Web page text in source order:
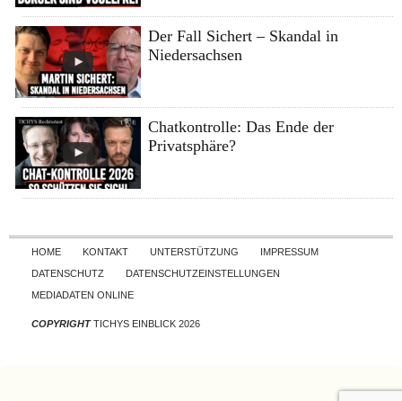
Der Fall Sichert – Skandal in
Niedersachsen
Chatkontrolle: Das Ende der
Privatsphäre?
Skip to content
HOME KONTAKT UNTERSTÜTZUNG
IMPRESSUM
DATENSCHUTZ
DATENSCHUTZEINSTELLUNGEN
MEDIADATEN ONLINE
COPYRIGHTTICHYS EINBLICK 2026